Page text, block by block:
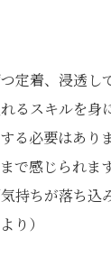
定着、浸透し
るスキルを
る必要はあり
で感じられます
持ちが落ち
り）